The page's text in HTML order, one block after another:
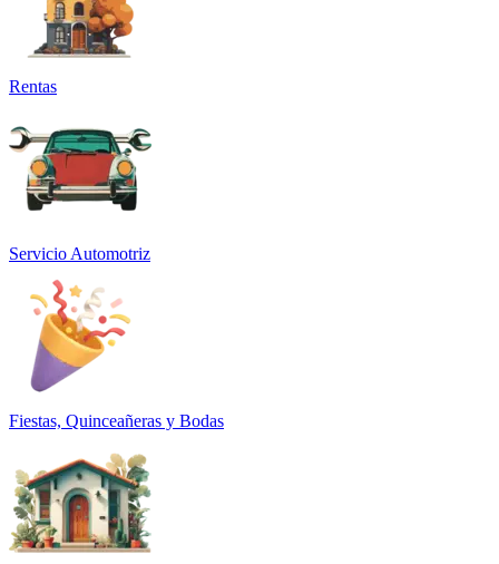
Rentas
Servicio Automotriz
Fiestas, Quinceañeras y Bodas